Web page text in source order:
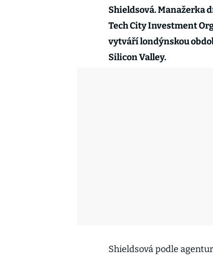
Shieldsová. Manažerka
Tech City Investment
vytváří londýnskou
Silicon Valley.
Shieldsová podle